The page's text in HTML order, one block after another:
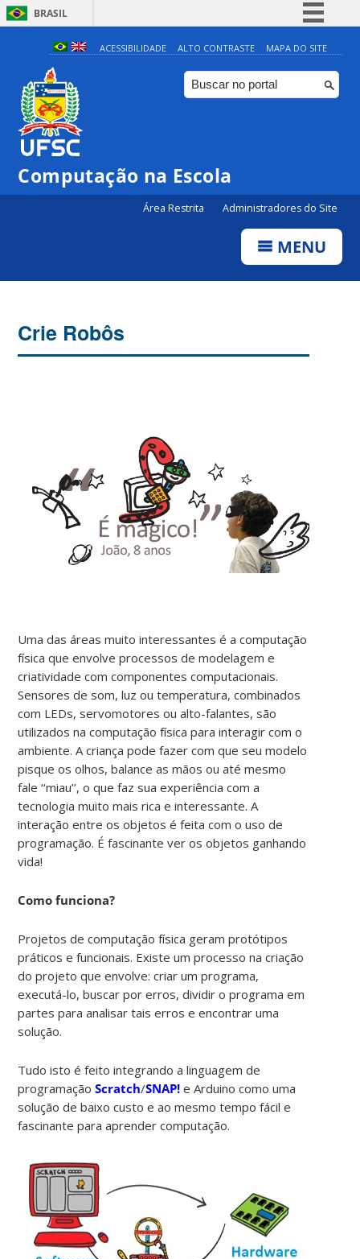
BRASIL
Simplifique!
Comunica BR
Participe
ACESSIBILIDADE ALTO CONTRASTE MAPA DO SITE
Computação na Escola
Área Restrita Administradores do Site
MENU
Crie Robôs
Uma das áreas muito interessantes é a computação
física que envolve processos de modelagem e
criatividade com componentes computacionais.
Sensores de som, luz ou temperatura, combinados
com LEDs, servomotores ou alto-falantes, são
utilizados na computação física para interagir com o
ambiente. A criança pode fazer com que seu modelo
pisque os olhos, balance as mãos ou até mesmo
fale ‘‘miau’’, o que faz sua experiência com a
tecnologia muito mais rica e interessante. A
interação entre os objetos é feita com o uso de
programação. É fascinante ver os objetos ganhando
vida!
Como funciona?
Projetos de computação física geram protótipos
práticos e funcionais. Existe um processo na criação
do projeto que envolve: criar um programa,
executá-lo, buscar por erros, dividir o programa em
partes para analisar tais erros e encontrar uma
solução.
Tudo isto é feito integrando a linguagem de
programaçãoScratch/SNAP! e Arduino como uma
solução de baixo custo e ao mesmo tempo fácil e
fascinante para aprender computação.